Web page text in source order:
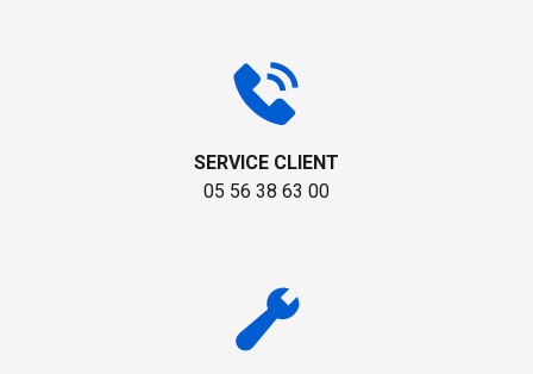
SERVICE CLIENT
05 56 38 63 00